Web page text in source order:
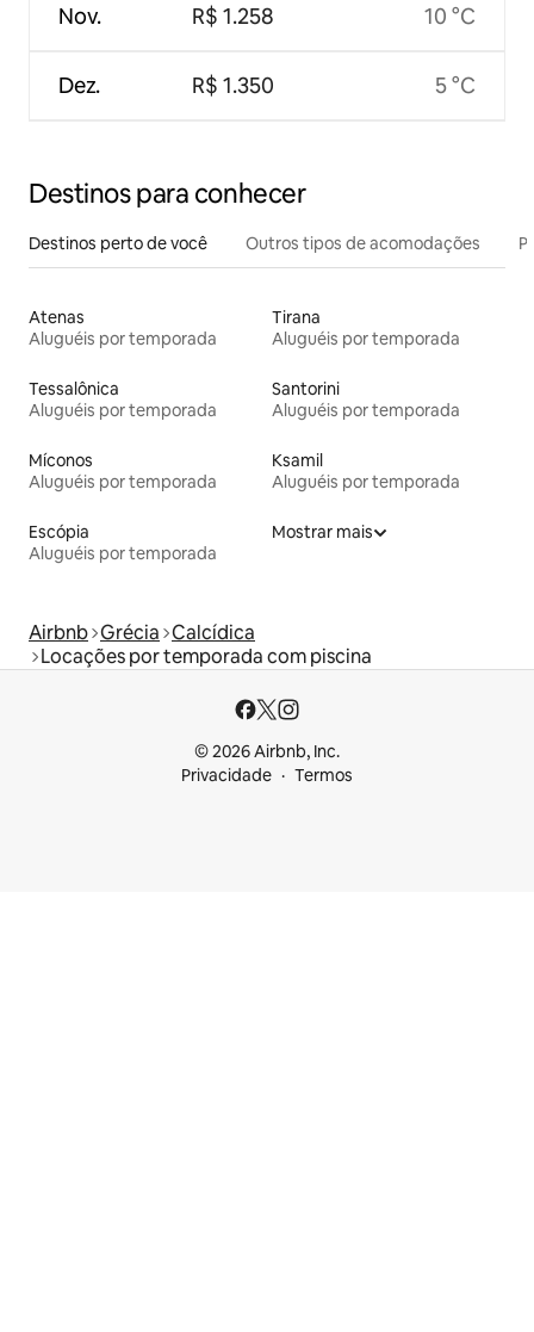
Nov.
Dez.
R$ 1.258
R$ 1.350
10 °C
5 °C
Destinos para conhecer
Destinos perto de você Outros tipos de acomodações
Atenas
Aluguéis por temporada
Tirana
Aluguéis por temporada
Tessalônica
Aluguéis por temporada
Santorini
Aluguéis por temporada
Míconos
Aluguéis por temporada
Ksamil
Aluguéis por temporada
Escópia
Aluguéis por temporada
Mostrar mais
Airbnb Grécia Calcídica
Locações por temporada com piscina
© 2026 Airbnb, Inc.
Privacidade
Termos